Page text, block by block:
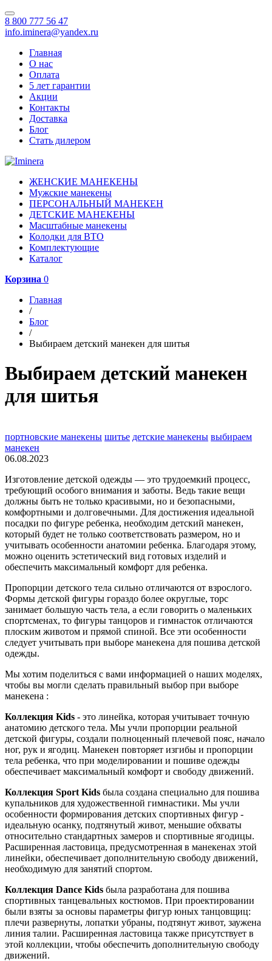
8 800 777 56 47
info.iminera@yandex.ru
Главная
О нас
Оплата
5 лет гарантии
Акции
Контакты
Доставка
Блог
Стать дилером
ЖЕНСКИЕ МАНЕКЕНЫ
Мужские манекены
ПЕРСОНАЛЬНЫЙ МАНЕКЕН
ДЕТСКИЕ МАНЕКЕНЫ
Масштабные манекены
Колодки для ВТО
Комплектующие
Каталог
Корзина 0
Главная
/
Блог
/
Выбираем детский манекен для шитья
Выбираем детский манекен
для шитья
портновские манекены шитье детские манекены выбираем
манекен
06.08.2023
Изготовление детской одежды — это трудоемкий процесс,
требующий особого внимания и заботы. Ведь такие вещи
должны быть не только красивыми, но и безопасными,
комфортными и долговечными. Для достижения идеальной
посадки по фигуре ребенка, необходим детский манекен,
который будет не только соответствовать размером, но и
учитывать особенности анатомии ребенка. Благодаря этому,
можно оценить эстетический вид готовых изделий и
обеспечить максимальный комфорт для ребенка.
Пропорции детского тела сильно отличаются от взрослого.
Формы детской фигуры гораздо более округлые, торс
занимает большую часть тела, а если говорить о маленьких
спортсменах, то фигуры танцоров и гимнасток отличаются
плоским животом и прямой спиной. Все эти особенности
следует учитывать при выборе манекена для пошива детской
одежды.
Мы хотим поделиться с вами информацией о наших моделях,
чтобы вы могли сделать правильный выбор при выборе
манекена :
Коллекция Kids - это линейка, которая учитывает точную
анатомию детского тела. Мы учли пропорции реальной
детской фигуры, создали полноценный плечевой пояс, начало
ног, рук и ягодиц. Манекен повторяет изгибы и пропорции
тела ребенка, что при моделировании и пошиве одежды
обеспечивает максимальный комфорт и свободу движений.
Коллекция Sport Kids была создана специально для пошива
купальников для художественной гимнастики. Мы учли
особенности формирования детских спортивных фигур -
идеальную осанку, подтянутый живот, меньшие обхваты
относительно стандартных замеров и спортивные ягодицы.
Расширенная ластовица, предусмотренная в манекенах этой
линейки, обеспечивает дополнительную свободу движений,
необходимую для занятий спортом.
Коллекция Dance Kids была разработана для пошива
спортивных танцевальных костюмов. При проектировании
были взяты за основы параметры фигур юных танцовщиц:
плечи развернуты, лопатки убраны, подтянут живот, заужена
линия талии. Расширенная ластовица также присутствует в
этой коллекции, чтобы обеспечить дополнительную свободу
движений.